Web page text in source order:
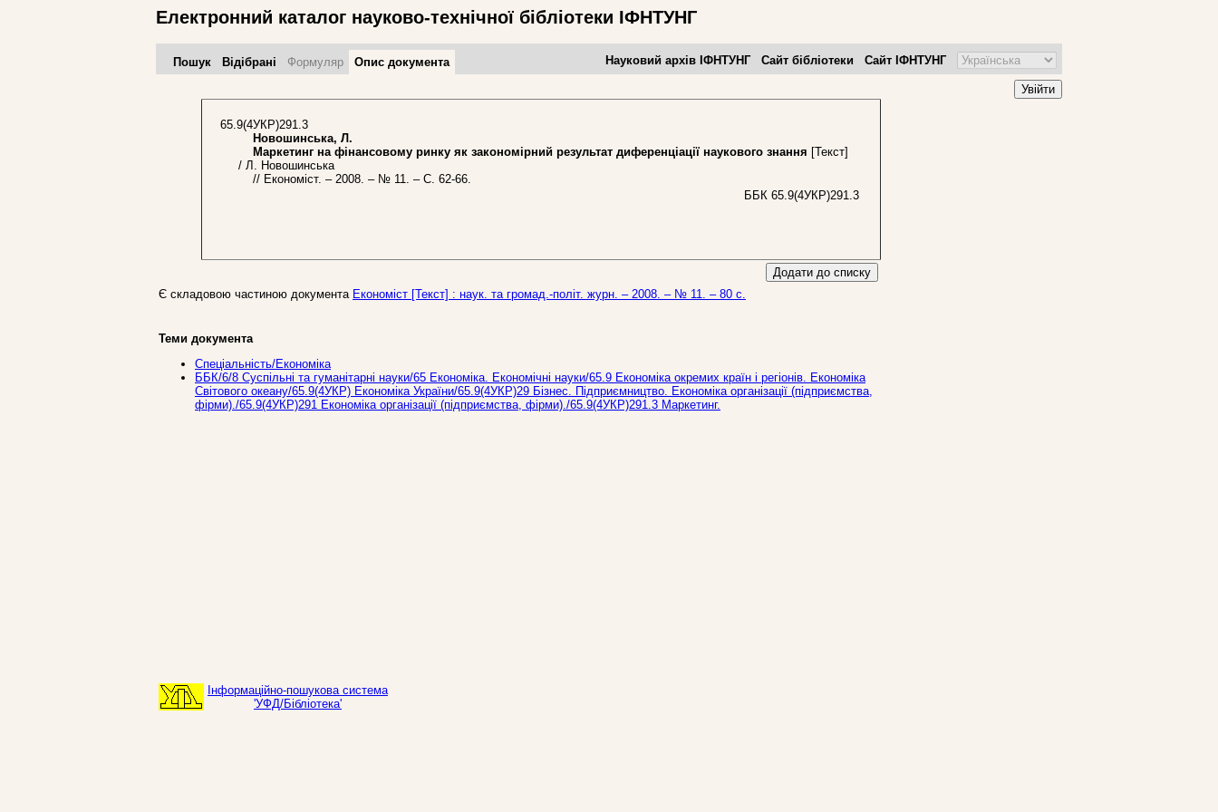
Електронний каталог науково-технічної бібліотеки ІФНТУНГ
Пошук Відібрані Формуляр Опис документа Науковий архів ІФНТУНГ Сайт бібліотеки Сайт ІФНТУНГ
Увійти
65.9(4УКР)291.3
Новошинська, Л.
Маркетинг на фінансовому ринку як закономірний результат диференціації наукового знання [Текст]
/ Л. Новошинська
// Економіст. – 2008. – № 11. – С. 62-66.
ББК 65.9(4УКР)291.3
Додати до списку
Є складовою частиною документа Економіст [Текст] : наук. та громад.-політ. журн. – 2008. – № 11. – 80 с.
Теми документа
Спеціальність/Економіка
ББК/6/8 Суспільні та гуманітарні науки/65 Економіка. Економічні науки/65.9 Економіка окремих країн і регіонів. Економіка
Світового океану/65.9(4УКР) Економіка України/65.9(4УКР)29 Бізнес. Підприємництво. Економіка організації (підприємства,
фірми)./65.9(4УКР)291 Економіка організації (підприємства, фірми)./65.9(4УКР)291.3 Маркетинг.
Інформаційно-пошукова система
'УФД/Бібліотека'